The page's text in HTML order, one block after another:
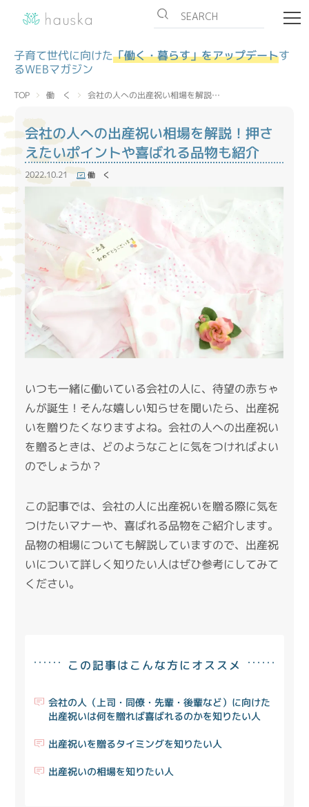
子育て世代に向けた「働く・暮らす」をアップデートす
るWEBマガジン
TOP 働 く 会社の人への出産祝い相場を解説…
会社の人への出産祝い相場を解説！押さ
えたいポイントや喜ばれる品物も紹介
2022.10.21 働 く
いつも一緒に働いている会社の人に、待望の赤ちゃ
んが誕生！そんな嬉しい知らせを聞いたら、出産祝
いを贈りたくなりますよね。会社の人への出産祝い
を贈るときは、どのようなことに気をつければよい
のでしょうか？
この記事では、会社の人に出産祝いを贈る際に気を
つけたいマナーや、喜ばれる品物をご紹介します。
品物の相場についても解説していますので、出産祝
いについて詳しく知りたい人はぜひ参考にしてみて
ください。
この記事はこんな方にオススメ
会社の人（上司・同僚・先輩・後輩など）に向けた
出産祝いは何を贈れば喜ばれるのかを知りたい人
出産祝いを贈るタイミングを知りたい人
出産祝いの相場を知りたい人